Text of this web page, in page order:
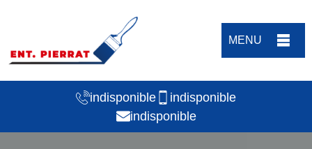
MENU
indisponible
indisponible
indisponible